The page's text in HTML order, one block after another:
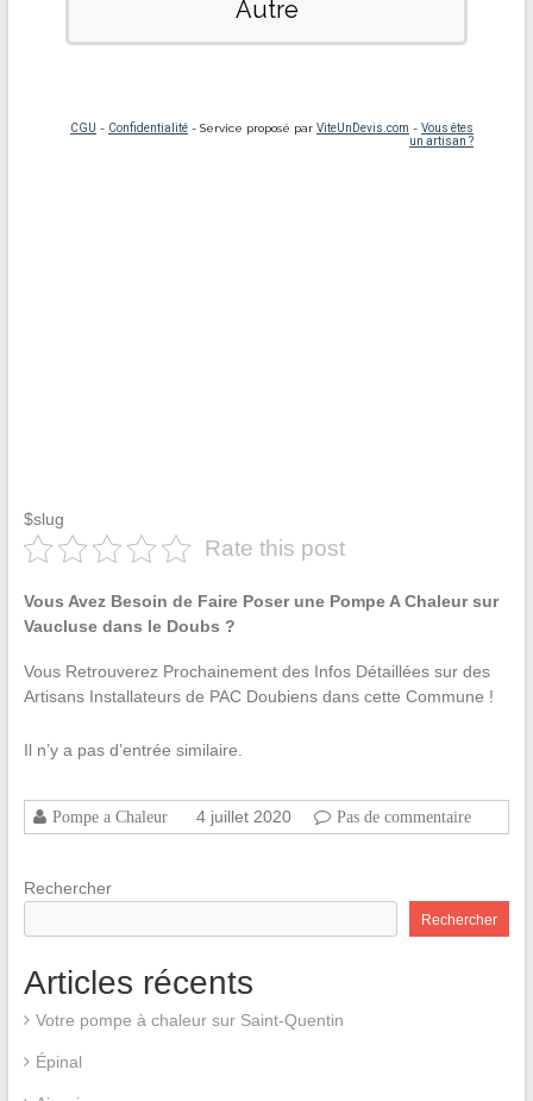
$slug
Rate this post
Vous Avez Besoin de Faire Poser une Pompe A Chaleur sur
Vaucluse dans le Doubs ?
Vous Retrouverez Prochainement des Infos Détaillées sur des
Artisans Installateurs de PAC Doubiens dans cette Commune !
Il n’y a pas d’entrée similaire.
Pompe a Chaleur 4 juillet 2020 Pas de commentaire
Rechercher
Rechercher
Articles récents
Votre pompe à chaleur sur Saint-Quentin
Épinal